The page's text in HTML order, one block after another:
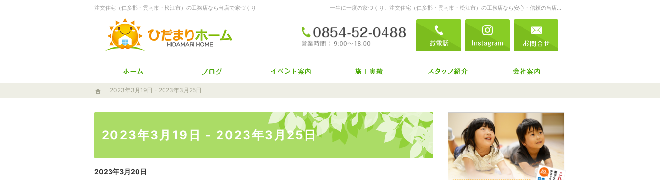
ホーム
2023年3月19日 - 2023年3月25日
2023年3月19日 - 2023年3月25日
一生に一度の家づくり。注文住宅（仁多郡・雲南市・松江市）の工務店なら安心・信頼の当店へ。
注文住宅（仁多郡・雲南市・松江市）の工務店なら当店で家づくり
2023年3月20日
0854-52-0488
営業時間
9:00～18:00
定休日
日曜日・年末年始・GW・お盆 電話 Instagram
ホーム
2023年3月19日 - 2023年3月25日